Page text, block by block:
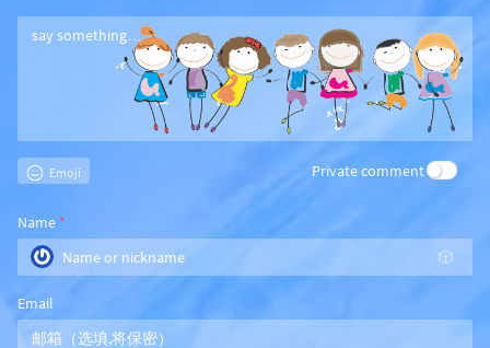
Emoji Private comment
Name *
🎲
Email